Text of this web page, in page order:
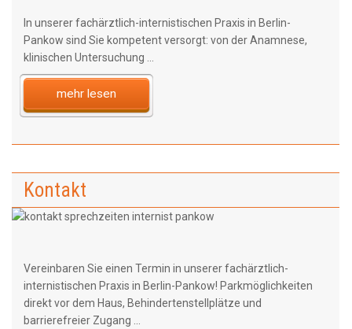
In unserer fachärztlich-internistischen Praxis in Berlin-
Pankow sind Sie kompetent versorgt: von der Anamnese,
klinischen Untersuchung ...
mehr lesen
Kontakt
Vereinbaren Sie einen Termin in unserer fachärztlich-
internistischen Praxis in Berlin-Pankow! Parkmöglichkeiten
direkt vor dem Haus, Behindertenstellplätze und
barrierefreier Zugang ...